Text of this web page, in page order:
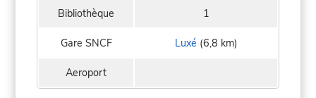
Bibliothèque 1
Gare SNCF Luxé (6,8 km)
Aeroport